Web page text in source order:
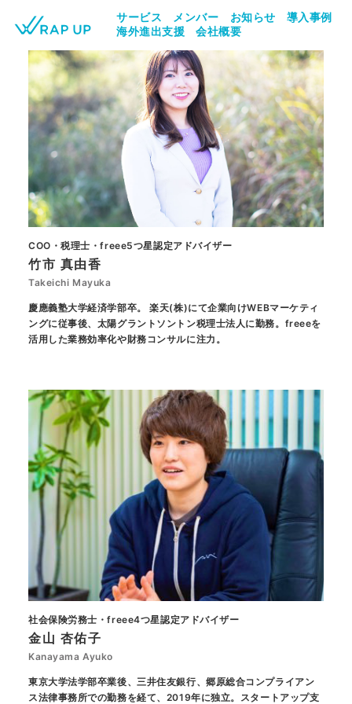
サービス メンバー お知らせ
導入事例
海外進出支援
会社概要
COO・税理士・freee5つ星認定アドバイザー
竹市 真由香
Takeichi Mayuka
慶應義塾大学経済学部卒。 楽天(株)にて企業向けWEBマーケティ
ングに従事後、太陽グラントソントン税理士法人に勤務。freeeを
活用した業務効率化や財務コンサルに注力。
社会保険労務士・freee4つ星認定アドバイザー
金山 杏佑子
Kanayama Ayuko
東京大学法学部卒業後、三井住友銀行、郷原総合コンプライアン
ス法律事務所での勤務を経て、2019年に独立。スタートアップ支